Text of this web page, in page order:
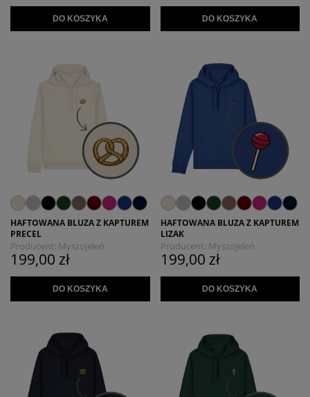
DO KOSZYKA DO KOSZYKA
HAFTOWANA BLUZA Z KAPTUREM
PRECEL
Producent: Myszojeleń
199,00 zł
DO KOSZYKA
HAFTOWANA BLUZA Z KAPTUREM
LIZAK
Producent: Myszojeleń
199,00 zł
DO KOSZYKA